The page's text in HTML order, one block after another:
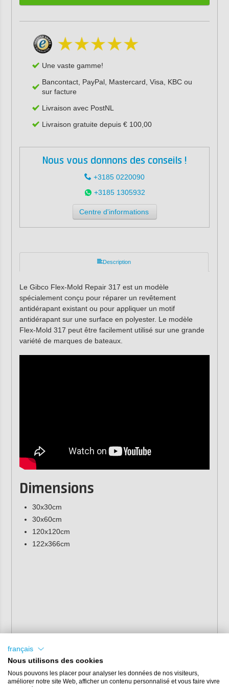
Une vaste gamme!
Bancontact, PayPal, Mastercard, Visa, KBC ou
sur facture
Livraison avec PostNL
Livraison gratuite depuis € 100,00
Nous vous donnons des conseils !
+3185 0220090
+3185 1305932
Centre d'informations
Description
Le Gibco Flex-Mold Repair 317 est un modèle
spécialement conçu pour réparer un revêtement
antidérapant existant ou pour appliquer un motif
antidérapant sur une surface en polyester. Le modèle
Flex-Mold 317 peut être facilement utilisé sur une grande
variété de marques de bateaux.
Dimensions
30x30cm
30x60cm
120x120cm
122x366cm
français
Nous utilisons des cookies
Nous pouvons les placer pour analyser les données de nos visiteurs,
améliorer notre site Web, afficher un contenu personnalisé et vous faire vivre